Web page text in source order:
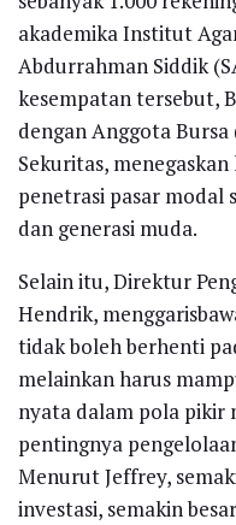
akademika Institut
Abdurrahman Siddik
kesempatan tersebut,
dengan Anggota
Sekuritas,
penetrasi pasar modal
dan generasi muda.
Selain itu, Direktur
Hendrik,
tidak boleh berhenti
melainkan harus
nyata dalam pola pikir
pentingnya
Menurut Jeffrey,
investasi, semakin